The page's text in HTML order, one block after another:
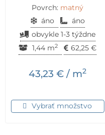
Povrch: matný
áno
áno
obvykle 1-3 týždne
1,44 m2 62,25 €
43,23 € / m2
Vybrať množstvo